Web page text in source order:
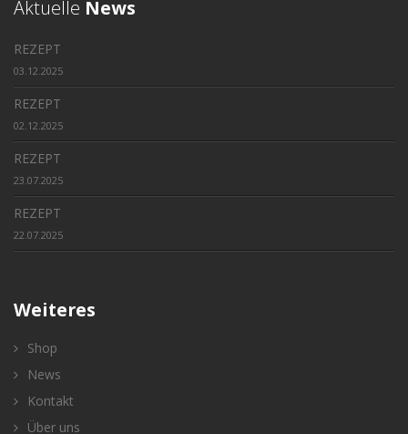
Aktuelle News
REZEPT
03.12.2025
REZEPT
02.12.2025
REZEPT
23.07.2025
REZEPT
22.07.2025
Weiteres
Shop
News
Kontakt
Über uns